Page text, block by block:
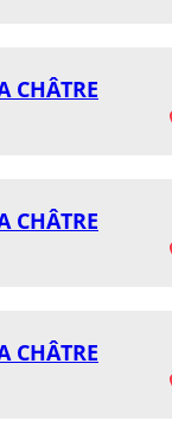
CHÂTRE
CHÂTRE
CHÂTRE